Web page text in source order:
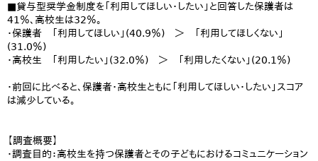
■貸与型奨学金制度を「利用してほしい・したい」と回答した保護者は
41％、高校生は32％。
・保護者 「利用してほしい」(40.9％) ＞ 「利用してほしくない」
(31.0％)
・高校生 「利用したい」(32.0％) ＞ 「利用したくない」(20.1％)
・前回に比べると、保護者・高校生ともに「利用してほしい・したい」スコア
は減少している。
【調査概要】
・調査目的：高校生を持つ保護者とその子どもにおけるコミュニケーション